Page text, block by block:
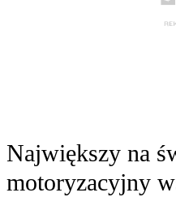
Największy na
motoryzacyjny